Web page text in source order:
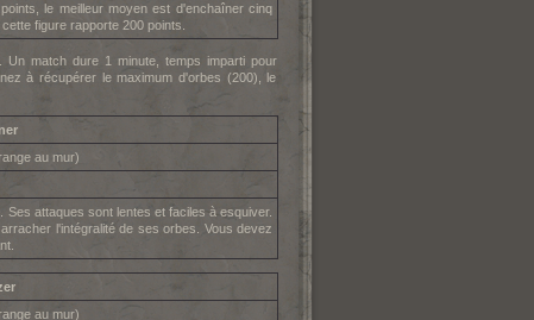
le meilleur moyen est d'enchaîner cinq
figure rapporte 200 points.
match dure 1 minute, temps imparti pour
à récupérer le maximum d'orbes (200), le
au mur)
attaques sont lentes et faciles à esquiver.
l'intégralité de ses orbes. Vous devez
au mur)